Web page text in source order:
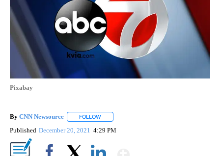
Pixabay
By CNN Newsource FOLLOW
Published December 20, 2021 4:29 PM